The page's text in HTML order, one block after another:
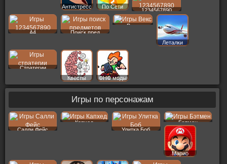
Антистресс
По Сети
1234567890
A4 Поиск пред
Векс
Леталки
Стратегии
Квесты
ФНФ моды
Игры по персонажам
Салли Фейс
Капхед
Улитка Боб
Бэтмен
Марио